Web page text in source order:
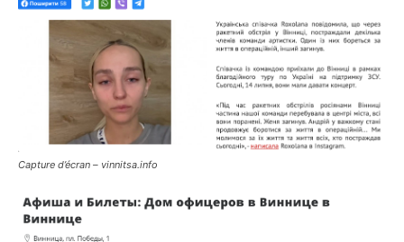
Capture d’écran – vinnitsa.info